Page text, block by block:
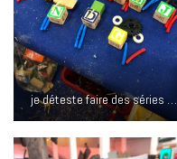
je déteste faire des séries …